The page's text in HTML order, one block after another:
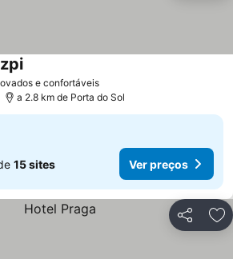
e confortáveisVer preços
Ver preços
a 2.8 km de Porta do Sol
15 sites Ver preços
Partilhar